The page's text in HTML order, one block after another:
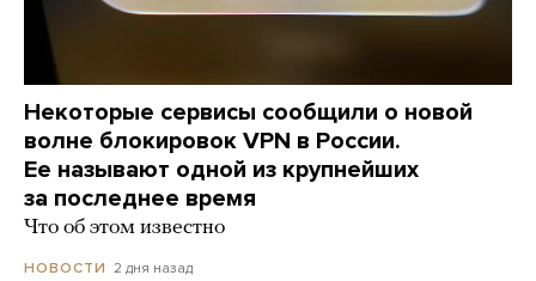
Некоторые сервисы сообщили о новой
волне блокировок VPN в России.
Ее называют одной из крупнейших
за последнее время
Что об этом известно
НОВОСТИ 2 дня назад